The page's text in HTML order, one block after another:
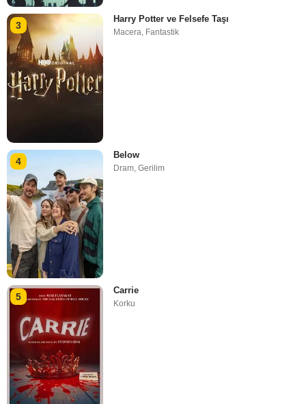
3
Harry Potter ve Felsefe Taşı
Macera, Fantastik
4
Below
Dram ,Gerilim
5
Carrie
Korku